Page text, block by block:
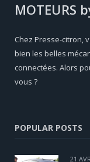
MOTEURS
Chez Presse-citron,
bien les belles
connectées. Alors
vous ?
POPULAR POSTS
21